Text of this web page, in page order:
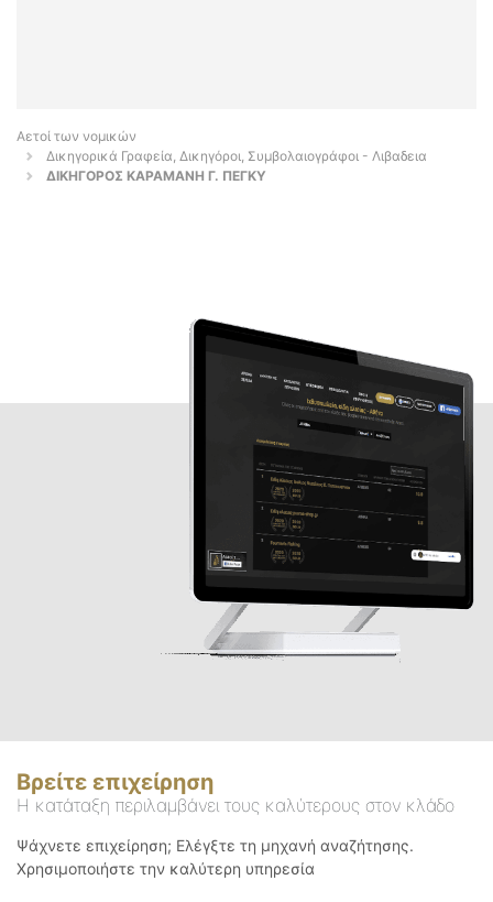
Αετοί των νομικών
Δικηγορικά Γραφεία, Δικηγόροι, Συμβολαιογράφοι - Λιβαδεια
ΔΙΚΗΓΟΡΟΣ ΚΑΡΑΜΑΝΗ Γ. ΠΕΓΚΥ
Βρείτε επιχείρηση
Η κατάταξη περιλαμβάνει τους καλύτερους στον κλάδο
Ψάχνετε επιχείρηση; Ελέγξτε τη μηχανή αναζήτησης.
Χρησιμοποιήστε την καλύτερη υπηρεσία